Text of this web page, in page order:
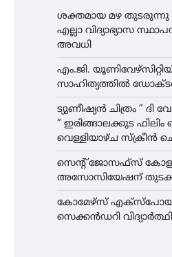
ശക്തമായ മഴ തുടരുന്നു
എല്ലാ വിദ്യാഭ്യാസ
അവധി
എം.ജി.
സാഹിത്യത്തിൽ
ട്യുണീഷ്യൻ ചിത്രം ”
” ഇരിങ്ങാലക്കുട
വെള്ളിയാഴ്ച സ്‌ക്രീൻ
സെന്റ് ജോസഫ്സ്
അസോസിയേഷന്
കോമേഴ്സ്
സെക്കൻഡറി